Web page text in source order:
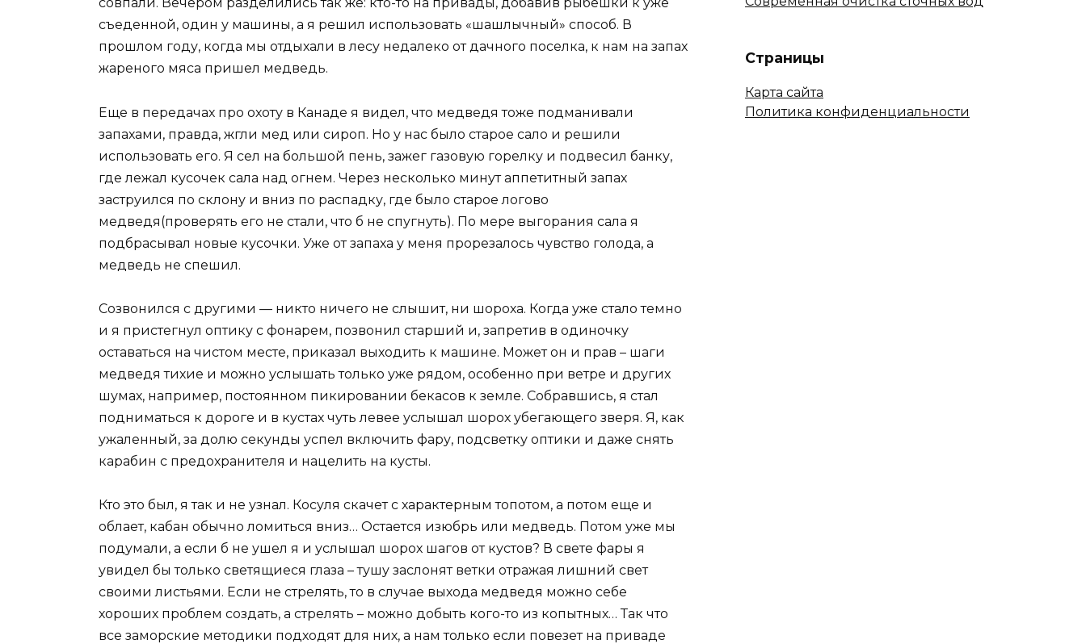
совпали. Вечером разделились так же: кто-то на привады, добавив рыбешки к уже
съеденной, один у машины, а я решил использовать «шашлычный» способ. В
прошлом году, когда мы отдыхали в лесу недалеко от дачного поселка, к нам на запах
жареного мяса пришел медведь.
Еще в передачах про охоту в Канаде я видел, что медведя тоже подманивали
запахами, правда, жгли мед или сироп. Но у нас было старое сало и решили
использовать его. Я сел на большой пень, зажег газовую горелку и подвесил банку,
где лежал кусочек сала над огнем. Через несколько минут аппетитный запах
заструился по склону и вниз по распадку, где было старое логово
медведя(проверять его не стали, что б не спугнуть). По мере выгорания сала я
подбрасывал новые кусочки. Уже от запаха у меня прорезалось чувство голода, а
медведь не спешил.
Созвонился с другими — никто ничего не слышит, ни шороха. Когда уже стало темно
и я пристегнул оптику с фонарем, позвонил старший и, запретив в одиночку
оставаться на чистом месте, приказал выходить к машине. Может он и прав – шаги
медведя тихие и можно услышать только уже рядом, особенно при ветре и других
шумах, например, постоянном пикировании бекасов к земле. Собравшись, я стал
подниматься к дороге и в кустах чуть левее услышал шорох убегающего зверя. Я, как
ужаленный, за долю секунды успел включить фару, подсветку оптики и даже снять
карабин с предохранителя и нацелить на кусты.
Кто это был, я так и не узнал. Косуля скачет с характерным топотом, а потом еще и
облает, кабан обычно ломиться вниз… Остается изюбрь или медведь. Потом уже мы
подумали, а если б не ушел я и услышал шорох шагов от кустов? В свете фары я
увидел бы только светящиеся глаза – тушу заслонят ветки отражая лишний свет
своими листьями. Если не стрелять, то в случае выхода медведя можно себе
хороших проблем создать, а стрелять – можно добыть кого-то из копытных… Так что
все заморские методики подходят для них, а нам только если повезет на приваде
Страницы
Карта сайта
Политика конфиденциальности